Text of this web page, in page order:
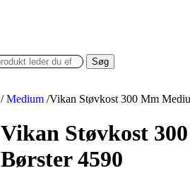
Søg
/ Medium /Vikan Støvkost 300 Mm
Vikan Støvkost
Børster 4590